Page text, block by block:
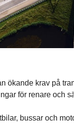
ökande krav på
för renare och
bussar och